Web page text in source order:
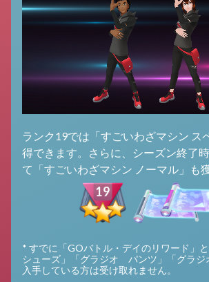
ランク19では「すごいわざマシン ス
得できます。さらに、シーズン終了
て「すごいわざマシン ノーマル」も
* すでに「GOバトル・デイのリワード」
シューズ」「グラジオ パンツ」「グラ
入手している方は受け取れません。